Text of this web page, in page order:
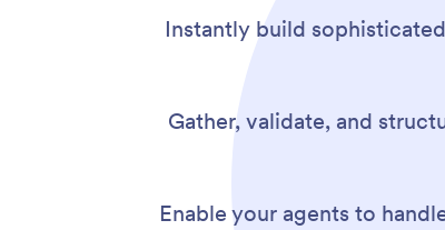
Instantly build
Gather, validate, and
Enable your agents to